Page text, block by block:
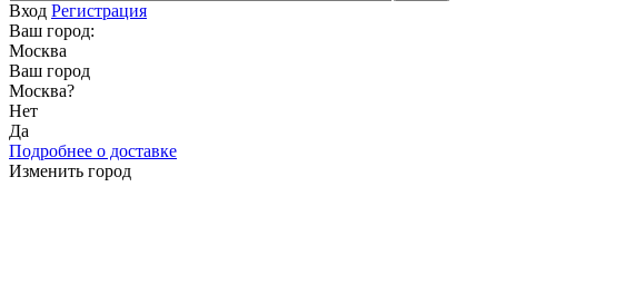
Вход Регистрация
Ваш город:
Москва
Ваш город
Москва?
Нет
Да
Подробнее о доставке
Изменить город